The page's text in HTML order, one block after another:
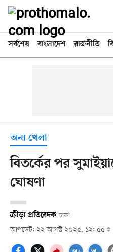
সর্বশেষ বাংলাদেশ রাজনীতি
অন্য খেলা
বিতর্কের পর
ঘোষণা
ক্রীড়া প্রতিবেদক ঢাকা
আপডেট: ২২ আগস্ট ২০২৫, ১২: ৫৫